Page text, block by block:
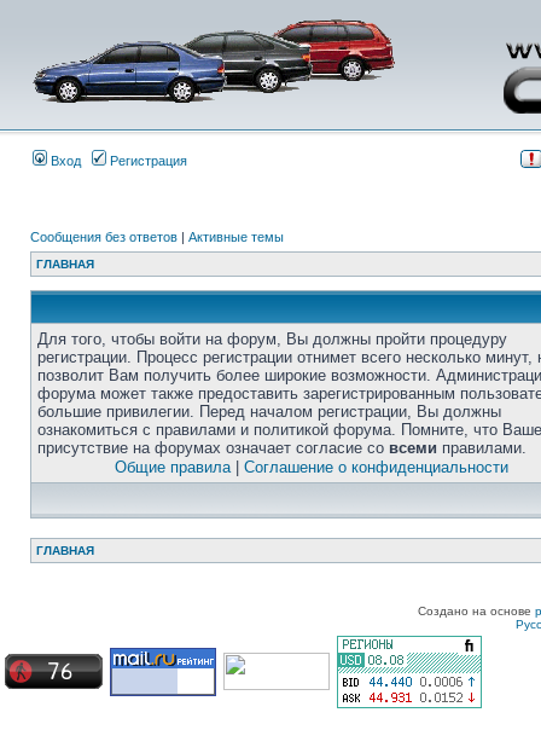
Вход Регистрация
Сообщения без ответов | Активные темы
ГЛАВНАЯ
Для того, чтобы войти на форум, Вы должны пройти процедуру
регистрации. Процесс регистрации отнимет всего несколько минут,
позволит Вам получить более широкие возможности.
форума может также предоставить зарегистрированным
большие привилегии. Перед началом регистрации, Вы должны
ознакомиться с правилами и политикой форума. Помните, что Ваше
присутствие на форумах означает согласие со всеми правилами.
Общие правила| Соглашение о конфиденциальности
ГЛАВНАЯ
Создано на основе